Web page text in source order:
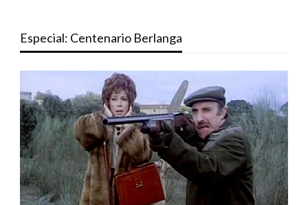
Especial: Centenario Berlanga